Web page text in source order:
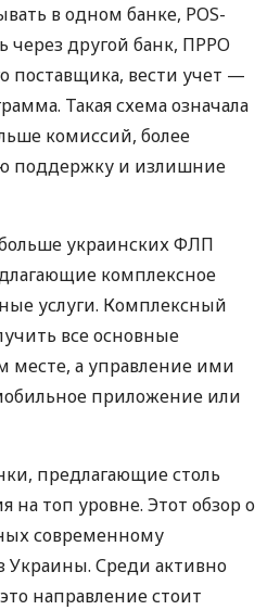
в одном банке, POS-
через другой банк, ПРРО
поставщика, вести учет —
Такая схема означала
комиссий, более
поддержку и излишние
украинских ФЛП
комплексное
услуги. Комплексный
все основные
месте, а управление ими
приложение или
предлагающие столь
топ уровне. Этот обзор о
современному
Среди активно
направление стоит